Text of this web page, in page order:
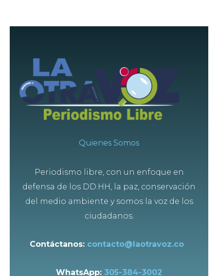
Quienes Somos
Periodismo libre, con un enfoque en
defensa de los DD.HH, la paz, conservación
del medio ambiente y somos la voz de los
ciudadanos.
Contáctanos: contacto@laotravoz.co
WhatsApp: 305-384-3002